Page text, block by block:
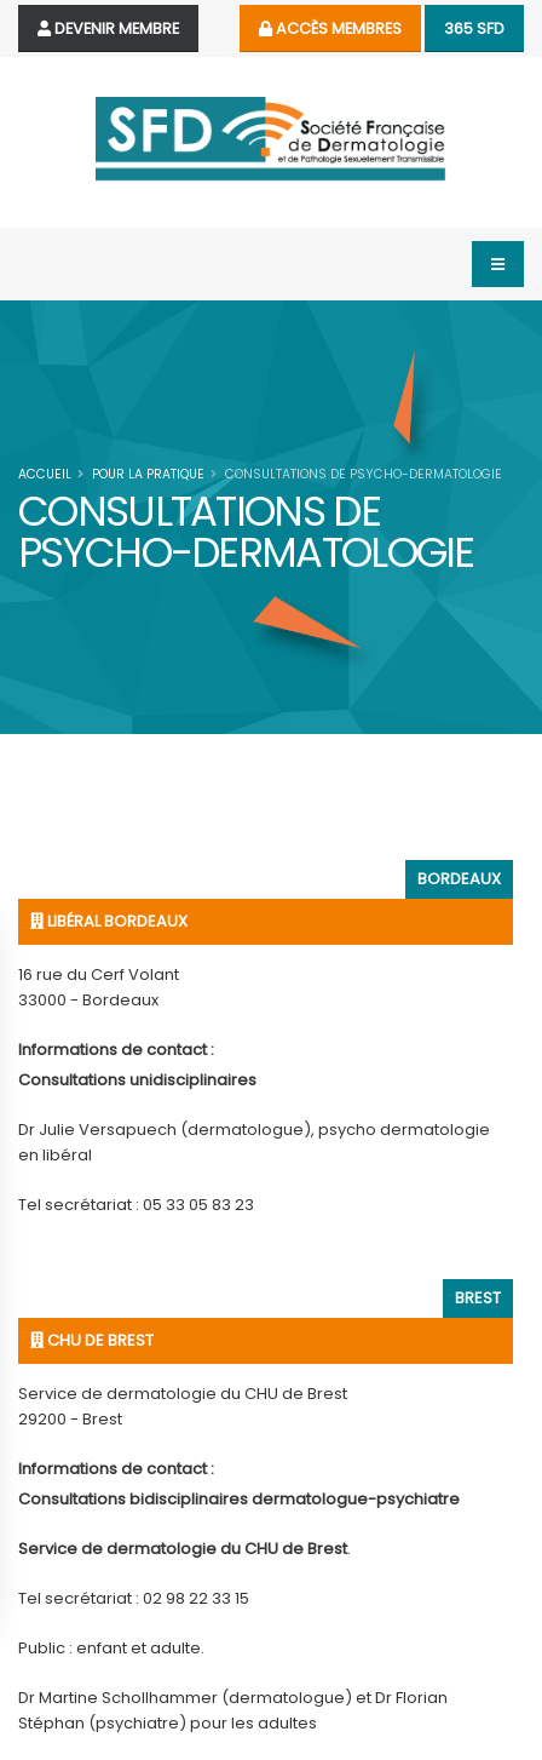
DEVENIR MEMBRE ACCÈS MEMBRES 365 SFD
CONSULTATIONS DE
PSYCHO-DERMATOLOGIE
ACCUEIL POUR LA PRATIQUE CONSULTATIONS DE PSYCHO-DERMATOLOGIE
BORDEAUX
LIBÉRAL BORDEAUX
16 rue du Cerf Volant
33000 - Bordeaux
Informations de contact :
Consultations unidisciplinaires
Dr Julie Versapuech (dermatologue), psycho dermatologie
en libéral
Tel secrétariat : 05 33 05 83 23
BREST
CHU DE BREST
Service de dermatologie du CHU de Brest
29200 - Brest
Informations de contact :
Consultations bidisciplinaires dermatologue-psychiatre
Service de dermatologie du CHU de Brest.
Tel secrétariat : 02 98 22 33 15
Public : enfant et adulte.
Dr Martine Schollhammer (dermatologue) et Dr Florian
Stéphan (psychiatre) pour les adultes